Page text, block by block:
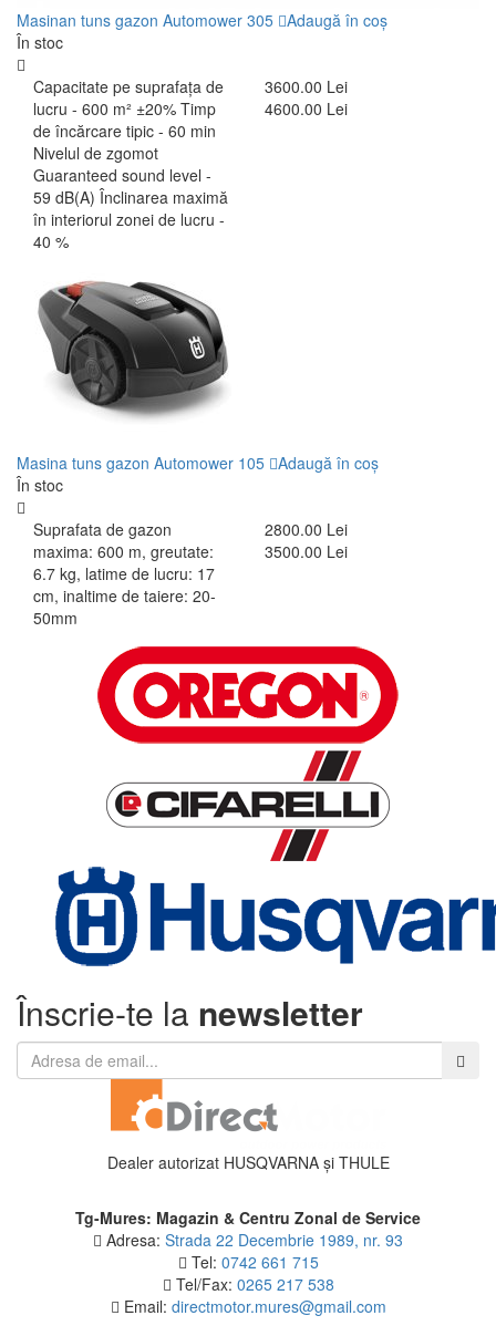
Masinan tuns gazon Automower 305 Adaugă în coș
În stoc
Capacitate pe suprafaţa de
lucru - 600 m² ±20% Timp
de încărcare tipic - 60 min
Nivelul de zgomot
Guaranteed sound level -
59 dB(A) Înclinarea maximă
în interiorul zonei de lucru -
40 %
3600.00 Lei
4600.00 Lei
Masina tuns gazon Automower 105 Adaugă în coș
În stoc
Suprafata de gazon
maxima: 600 m, greutate:
6.7 kg, latime de lucru: 17
cm, inaltime de taiere: 20-
50mm
2800.00 Lei
3500.00 Lei
Înscrie-te la newsletter
Dealer autorizat HUSQVARNA și THULE
Tg-Mures: Magazin & Centru Zonal de Service
Adresa: Strada 22 Decembrie 1989, nr. 93
Tel: 0742 661 715
Tel/Fax: 0265 217 538
Email: directmotor.mures@gmail.com